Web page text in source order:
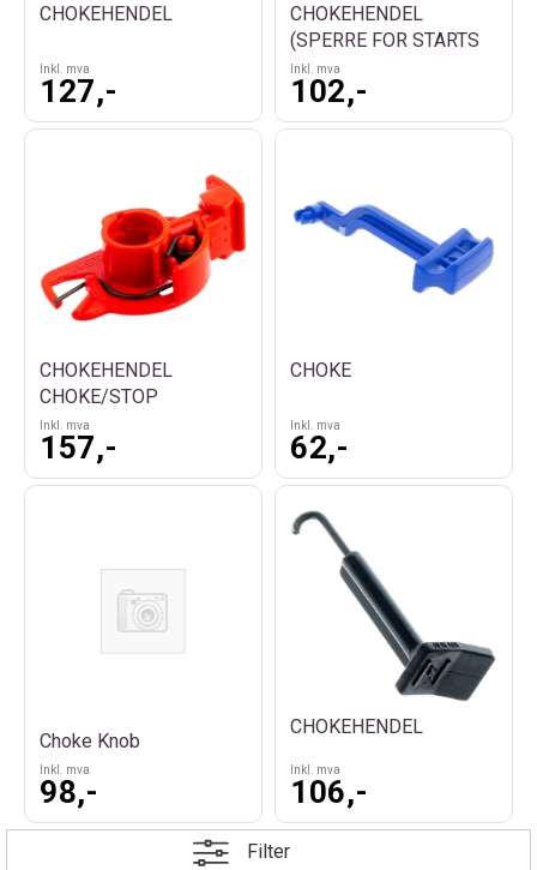
CHOKEHENDEL
Inkl. mva
127,-
CHOKEHENDEL
(SPERRE FOR STARTS
Inkl. mva
102,-
CHOKEHENDEL
CHOKE/STOP
Inkl. mva
157,-
CHOKE
Inkl. mva
62,-
Choke Knob
Inkl. mva
98,-
CHOKEHENDEL
Inkl. mva
106,-
Filter